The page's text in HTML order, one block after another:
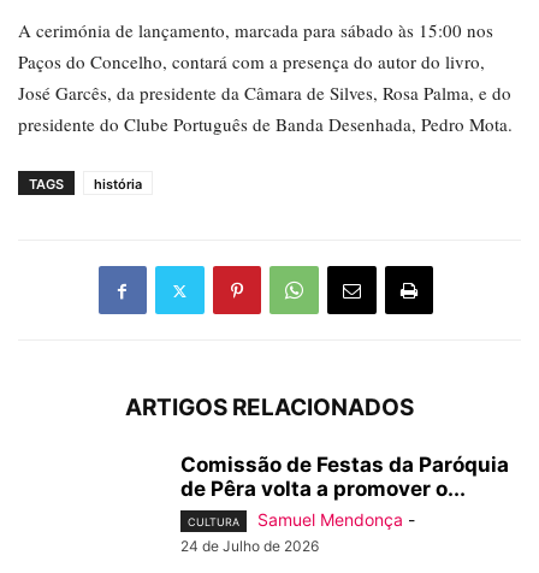
A cerimónia de lançamento, marcada para sábado às 15:00 nos
Paços do Concelho, contará com a presença do autor do livro,
José Garcês, da presidente da Câmara de Silves, Rosa Palma, e do
presidente do Clube Português de Banda Desenhada, Pedro Mota.
TAGS história
ARTIGOS RELACIONADOS
Comissão de Festas da Paróquia
de Pêra volta a promover o...
CULTURA Samuel Mendonça -
24 de Julho de 2026